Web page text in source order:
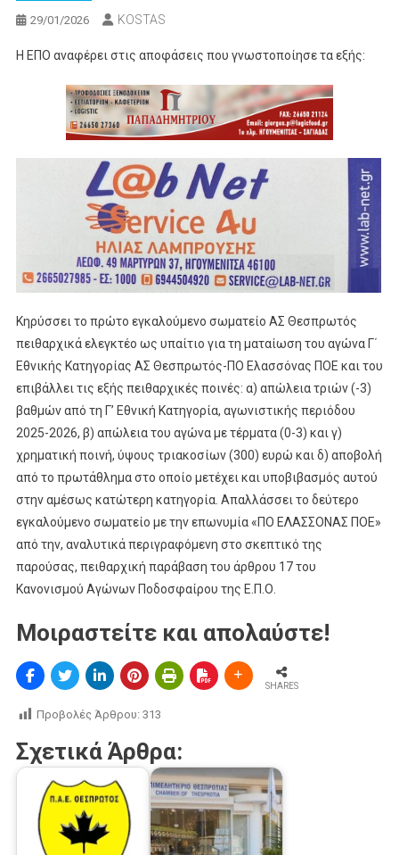
29/01/2026 KOSTAS
Η ΕΠΟ αναφέρει στις αποφάσεις που γνωστοποίησε τα εξής:
Κηρύσσει το πρώτο εγκαλούμενο σωματείο ΑΣ Θεσπρωτός
πειθαρχικά ελεγκτέο ως υπαίτιο για τη ματαίωση του αγώνα Γ΄
Εθνικής Κατηγορίας ΑΣ Θεσπρωτός-ΠΟ Ελασσόνας ΠΟΕ και του
επιβάλλει τις εξής πειθαρχικές ποινές: α) απώλεια τριών (-3)
βαθμών από τη Γ’ Εθνική Κατηγορία, αγωνιστικής περιόδου
2025-2026, β) απώλεια του αγώνα με τέρματα (0-3) και γ)
χρηματική ποινή, ύψους τριακοσίων (300) ευρώ και δ) αποβολή
από το πρωτάθλημα στο οποίο μετέχει και υποβιβασμός αυτού
στην αμέσως κατώτερη κατηγορία. Απαλλάσσει το δεύτερο
εγκαλούμενο σωματείο με την επωνυμία «ΠΟ ΕΛΑΣΣΟΝΑΣ ΠΟΕ»
από την, αναλυτικά περιγραφόμενη στο σκεπτικό της
παρούσας, πειθαρχική παράβαση του άρθρου 17 του
Κανονισμού Αγώνων Ποδοσφαίρου της Ε.Π.Ο.
Μοιραστείτε και απολαύστε!
SHARES
Προβολές Άρθρου: 313
Σχετικά Άρθρα: